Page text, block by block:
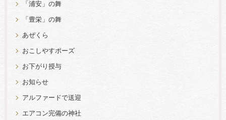
「浦安」の舞
「豊栄」の舞
あぜくら
おこしやすポーズ
お下がり授与
お知らせ
アルファードで送迎
エアコン完備の神社